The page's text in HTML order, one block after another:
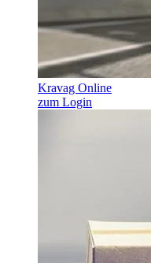
Kravag Online
zum Login